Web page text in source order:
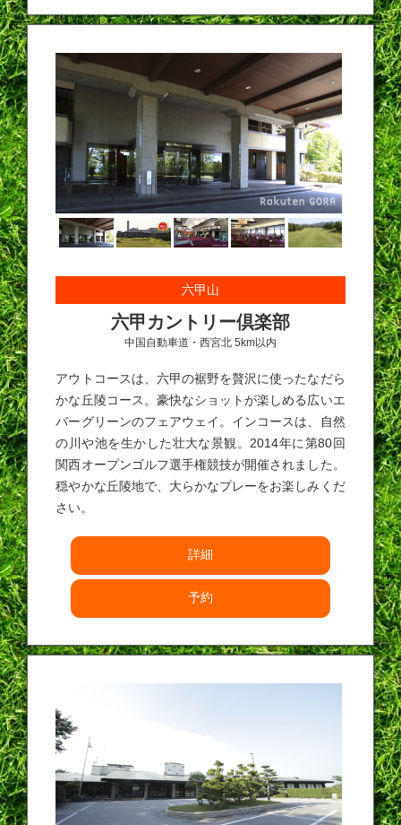
六甲山
六甲カントリー倶楽部
中国自動車道・西宮北 5km以内
アウトコースは、六甲の裾野を贅沢に使ったなだら
かな丘陵コース。豪快なショットが楽しめる広いエ
バーグリーンのフェアウェイ。インコースは、自然
の川や池を生かした壮大な景観。2014年に第80回
関西オープンゴルフ選手権競技が開催されました。
穏やかな丘陵地で、大らかなプレーをお楽しみくだ
さい。
詳細
予約